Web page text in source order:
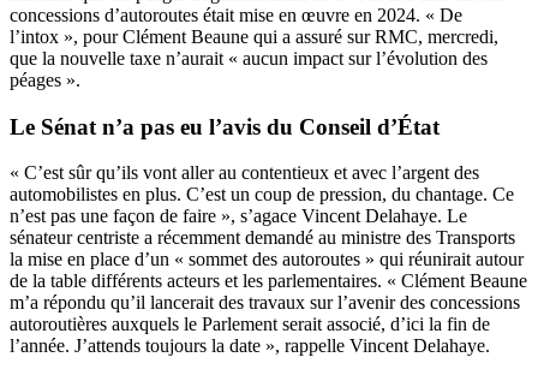
concessions d’autoroutes était mise en œuvre en 2024. « De
l’intox », pour Clément Beaune qui a assuré sur RMC, mercredi,
que la nouvelle taxe n’aurait « aucun impact sur l’évolution des
péages ».
Le Sénat n’a pas eu l’avis du Conseil d’État
« C’est sûr qu’ils vont aller au contentieux et avec l’argent des
automobilistes en plus. C’est un coup de pression, du chantage. Ce
n’est pas une façon de faire », s’agace Vincent Delahaye. Le
sénateur centriste a récemment demandé au ministre des Transports
la mise en place d’un « sommet des autoroutes » qui réunirait autour
de la table différents acteurs et les parlementaires. « Clément Beaune
m’a répondu qu’il lancerait des travaux sur l’avenir des concessions
autoroutières auxquels le Parlement serait associé, d’ici la fin de
l’année. J’attends toujours la date », rappelle Vincent Delahaye.